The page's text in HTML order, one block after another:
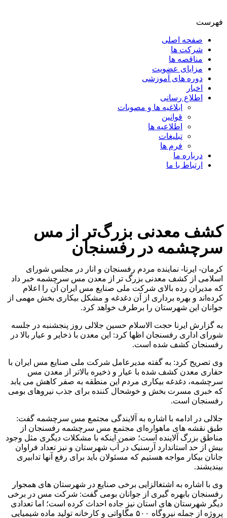
فهرست
صفحه اصلی
شرکت ها
مناقصه ها
مزایای عضویت
دوره های آموزشی
اخبار
اطلاع رسانی
ابلاغیه ها و مصوبات
قوانین
اطلاعیه ها
تبلیغات
فرم ها
درباره ما
ارتباط با ما
کشف معدنی بزرگ‌تر از مس
سرچشمه در رفسنجان
کرمان- ایرنا- نماینده مردم رفسنجان و انار در مجلس شورای
اسلامی از کشف معدنی بزرگ تر از معدن مس سرچشمه خبر داد
که مدیران رده بالای شرکت ملی صنایع مس ایران آن را اعلام
کرده‌اند و بهره برداری از آن دغدغه و مشکل بیکاری بخش مهمی از
جوانان این شهرستان را برطرف خواهد کرد.
به گزارش ایرنا حجت الاسلام حسین جلالی روز پنجشنبه در جلسه
شورای اداری رفسنجان اظها کرد: این معدن با ذخایر و عیار بالا در
رفسنجان کشف شده است.
وی تصریح کرد: به گفته مدیرعامل شرکت ملی صنایع مس ایران با
حفاری معدن کشف شده با عیار و ذخیره بالاتر از معدن مس
سرچشمه، دغدغه بیکاری مردم این منطقه به صفر کاهش می یابد
که خبری مسرت بخش و خوشحال کننده برای جذب نیروهای بومی
رفسنجان است.
جلالی در ادامه با اشاره به آلایندگی مجتمع مس سرچشمه گفت:
طبق نقشه های ماهواره‌ای مجتمع مس سرچشمه رفسنجان از
مناطق بزرگ آلاینده است؛ ضمن اینکه با مشکلات دیگری مثل وجود
بیش از حد استاندارد آرسنیک در آب شهرستان و نیز تعداد فراوان
جانان بیکار مواجه هستیم که مسئولان باید برای رفع آنها تدابیری
بیندیشند.
وی با اشاره به اشتغالزایی برخی صنایع در شهرستان های همجوار
رفسنجان بابهره گیری از جوانان بومی گفت: شرکت مس در برخی
دیگر شهرستان های استان نیز جاده احداث کرده است؛ اما تعدادی
پروژه از جمله نیروگاه ۵۰۰ مگاواتی و کارخانه تولید ماده شیمیایی